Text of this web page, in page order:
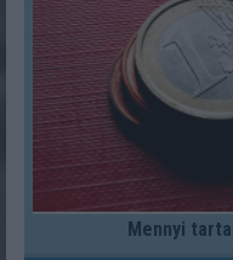
Mennyi